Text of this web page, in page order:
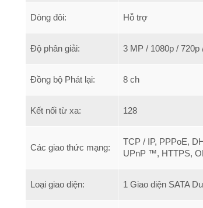
Dòng đôi: Hỗ trợ
Độ phân giải: 3 MP / 1080p /
Đồng bộ Phát lại: 8 ch
Kết nối từ xa: 128
Các giao thức mạng:
TCP / IP, PPPoE,
UPnP ™, HTTPS,
Loại giao diện: 1 Giao diện SATA